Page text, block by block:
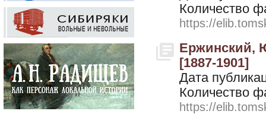
Количество
https://
Ержинский,
[1887-1901]
Дата
Количество
https://